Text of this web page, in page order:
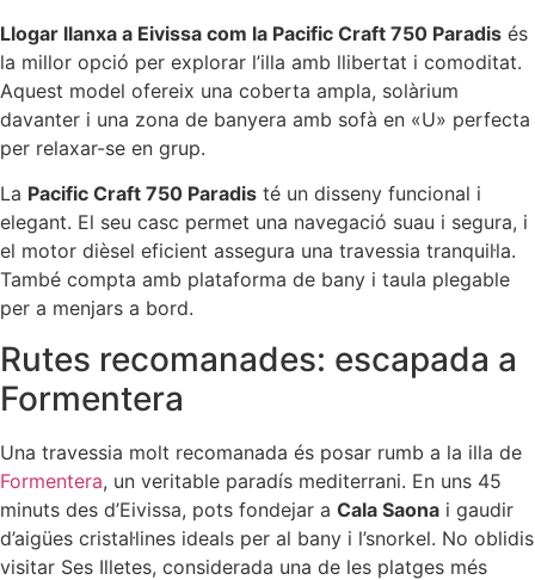
Llogar llanxa a Eivissa com la Pacific Craft 750 Paradis és
la millor opció per explorar l’illa amb llibertat i comoditat.
Aquest model ofereix una coberta ampla, solàrium
davanter i una zona de banyera amb sofà en «U» perfecta
per relaxar-se en grup.
La Pacific Craft 750 Paradis té un disseny funcional i
elegant. El seu casc permet una navegació suau i segura, i
el motor dièsel eficient assegura una travessia tranquil·la.
També compta amb plataforma de bany i taula plegable
per a menjars a bord.
Rutes recomanades: escapada a
Formentera
Una travessia molt recomanada és posar rumb a la illa de
Formentera, un veritable paradís mediterrani. En uns 45
minuts des d’Eivissa, pots fondejar a Cala Saona i gaudir
d’aigües cristal·lines ideals per al bany i l’snorkel. No oblidis
visitar Ses Illetes, considerada una de les platges més